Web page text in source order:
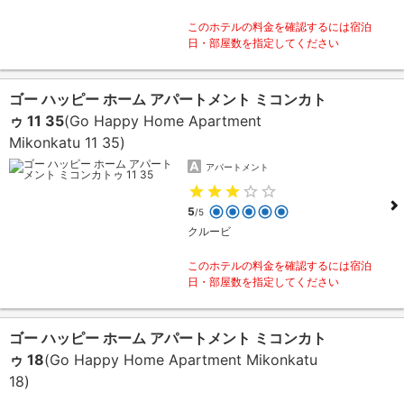
このホテルの料金を確認するには宿泊
日・部屋数を指定してください
ゴー ハッピー ホーム アパートメント ミコンカト
ゥ 11 35(Go Happy Home Apartment
Mikonkatu 11 35)
アパートメント
5/5
クルービ
このホテルの料金を確認するには宿泊
日・部屋数を指定してください
ゴー ハッピー ホーム アパートメント ミコンカト
ゥ 18(Go Happy Home Apartment Mikonkatu
18)